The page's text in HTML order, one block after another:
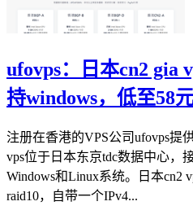
ufovps：日本cn2 gia
持windows，低至58
注册在香港的VPS公司ufovps提
vps位于日本东京tdc数据中心，
Windows和Linux系统。日本cn2
raid10，自带一个IPv4...